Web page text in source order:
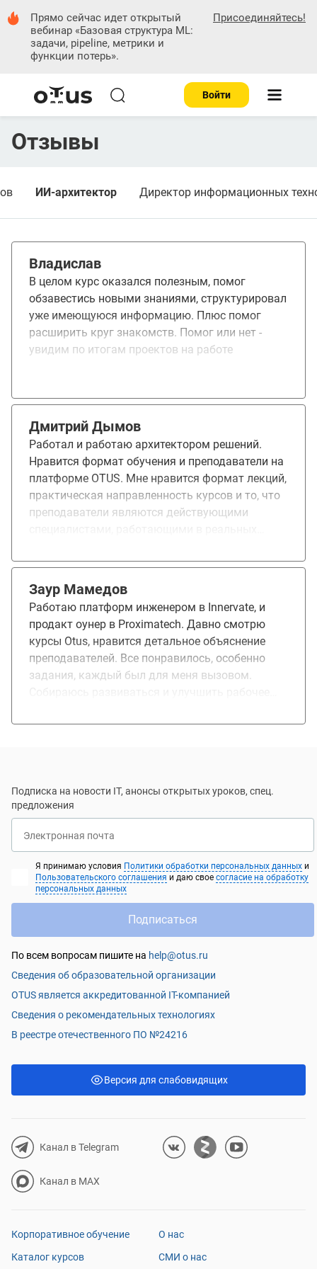
Прямо сейчас идет открытый
вебинар «Базовая структура ML:
задачи, pipeline, метрики и
функции потерь».
Присоединяйтесь!
Войти
Отзывы
ИИ-архитектор Директор информационных
Владислав
В целом курс оказался полезным, помог
обзавестись новыми знаниями, структурировал
уже имеющуюся информацию. Плюс помог
расширить круг знакомств. Помог или нет -
увидим по итогам проектов на работе
Дмитрий Дымов
Работал и работаю архитектором решений.
Нравится формат обучения и преподаватели на
платформе OTUS. Мне нравится формат лекций,
практическая направленность курсов и то, что
преподаватели являются действующими
знаний, обмен опытом.
Заур Мамедов
Работаю платформ инженером в Innervate, и
продакт оунер в Proximatech. Давно смотрю
курсы Оtus, нравится детальное объяснение
преподавателей. Все понравилось, особенно
задания, каждый был для меня вызовом.
Канал в Telegram
Канал в MAX
Корпоративное обучение
Каталог курсов
О нас
СМИ о нас
Подписка на новости IT, анонсы открытых уроков, спец.
предложения
Электронная почта
Подписаться
Я принимаю условия Политики обработки персональных данных и
Пользовательского соглашения и даю свое согласие на обработку
персональных данных
По всем вопросам пишите на help@otus.ru
Сведения об образовательной организации
OTUS является аккредитованной IT-компанией
Сведения о рекомендательных технологиях
В реестре отечественного ПО №24216
Версия для слабовидящих